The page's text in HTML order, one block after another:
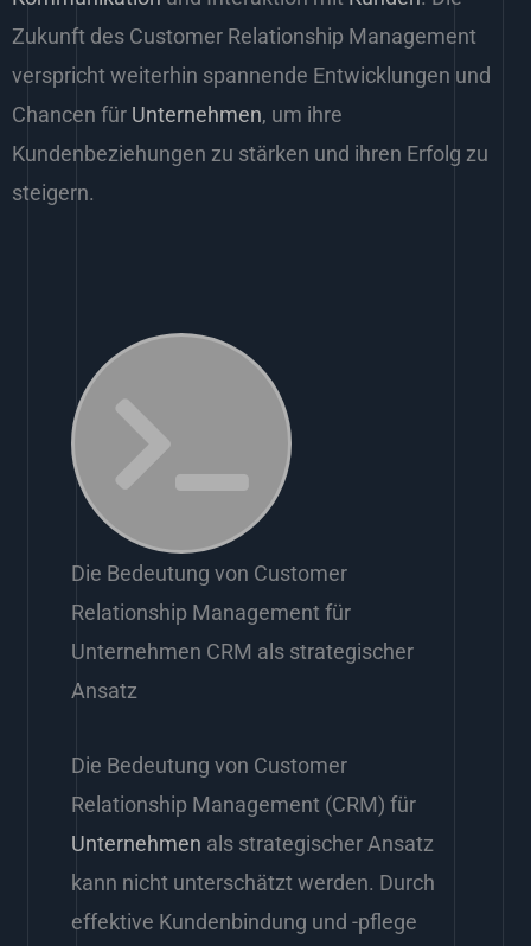
Zukunft des Customer Relationship Management
verspricht weiterhin spannende Entwicklungen und
Chancen für Unternehmen, um ihre
Kundenbeziehungen zu stärken und ihren Erfolg zu
steigern.
Die Bedeutung von Customer
Relationship Management für
Unternehmen CRM als strategischer
Ansatz
Die Bedeutung von Customer
Relationship Management (CRM) für
Unternehmen als strategischer Ansatz
kann nicht unterschätzt werden. Durch
effektive Kundenbindung und -pflege